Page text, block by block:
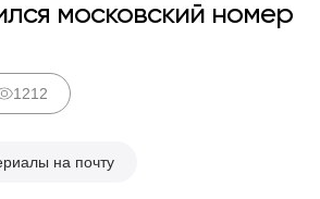
московский номер
1212
на почту